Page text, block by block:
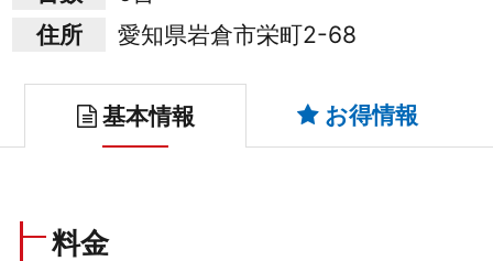
住所
愛知県岩倉市栄町2-68
基本情報 お得情報
料金